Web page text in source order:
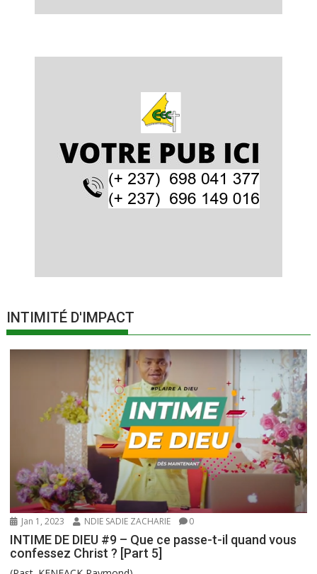
INTIMITÉ D'IMPACT
Jan 1, 2023 NDIE SADIE ZACHARIE 0
INTIME DE DIEU #9 – Que ce passe-t-il quand vous
confessez Christ ? [Part 5]